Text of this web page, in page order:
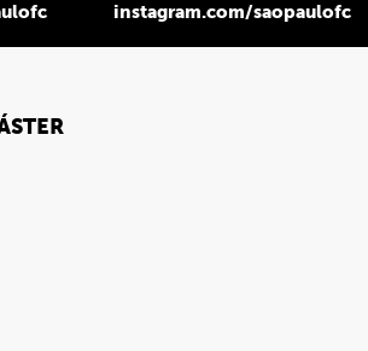
instagram.com/saopaulofc